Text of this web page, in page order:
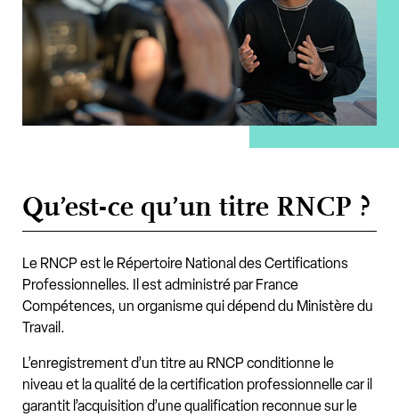
Qu’est-ce qu’un titre RNCP ?
Le RNCP est le Répertoire National des Certifications
Professionnelles. Il est administré par France
Compétences, un organisme qui dépend du Ministère du
Travail.
L’enregistrement d’un titre au RNCP conditionne le
niveau et la qualité de la certification professionnelle car il
garantit l’acquisition d’une qualification reconnue sur le